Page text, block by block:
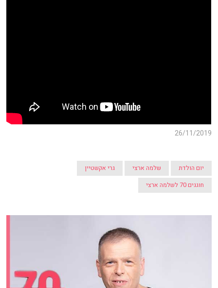
26/11/2019
יום הולדת שלמה ארצי
גרי אקשטיין
חוגגים 70 לשלמה ארצי